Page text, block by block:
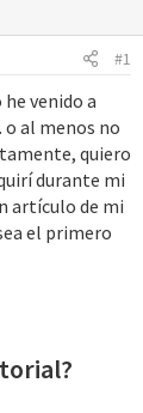
#1
venido a
al menos no
quiero
durante mi
artículo de mi
el primero